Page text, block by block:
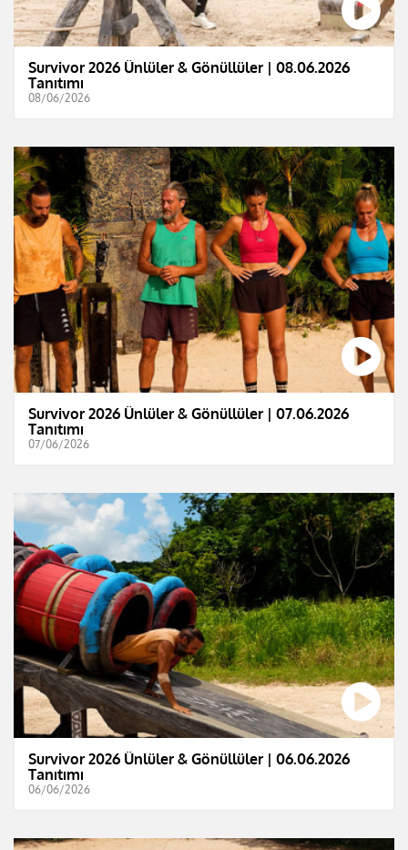
Survivor 2026 Ünlüler & Gönüllüler | 08.06.2026
Tanıtımı
08/06/2026
Survivor 2026 Ünlüler & Gönüllüler | 07.06.2026
Tanıtımı
07/06/2026
Survivor 2026 Ünlüler & Gönüllüler | 06.06.2026
Tanıtımı
06/06/2026